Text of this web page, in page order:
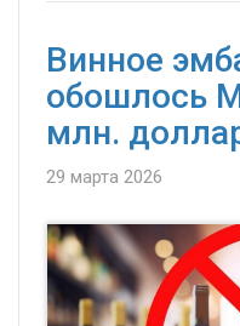
Винное
обошлось
млн.
29 марта 2026